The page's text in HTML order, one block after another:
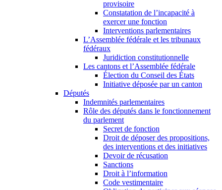
provisoire
Constatation de l’incapacité à
exercer une fonction
Interventions parlementaires
L’Assemblée fédérale et les tribunaux
fédéraux
Juridiction constitutionnelle
Les cantons et l’Assemblée fédérale
Élection du Conseil des États
Initiative déposée par un canton
Députés
Indemnités parlementaires
Rôle des députés dans le fonctionnement
du parlement
Secret de fonction
Droit de déposer des propositions,
des interventions et des initiatives
Devoir de récusation
Sanctions
Droit à l’information
Code vestimentaire